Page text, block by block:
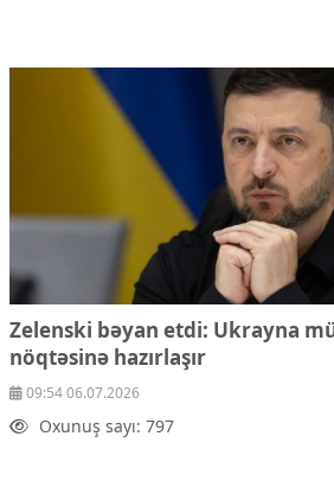
Zelenski bəyan etdi: Ukrayna
nöqtəsinə hazırlaşır
09:54 06.07.2026
Oxunuş sayı: 797